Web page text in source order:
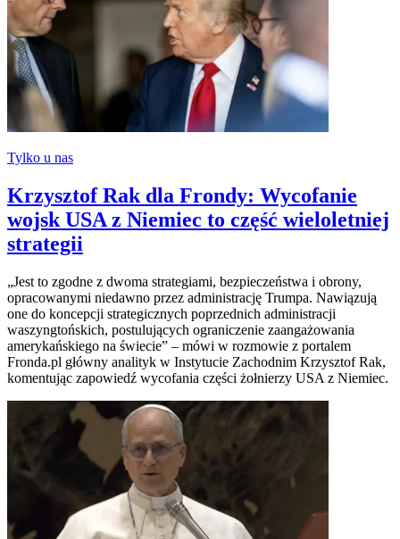
Tylko u nas
Krzysztof Rak dla Frondy: Wycofanie
wojsk USA z Niemiec to część wieloletniej
strategii
„Jest to zgodne z dwoma strategiami, bezpieczeństwa i obrony,
opracowanymi niedawno przez administrację Trumpa. Nawiązują
one do koncepcji strategicznych poprzednich administracji
waszyngtońskich, postulujących ograniczenie zaangażowania
amerykańskiego na świecie” – mówi w rozmowie z portalem
Fronda.pl główny analityk w Instytucie Zachodnim Krzysztof Rak,
komentując zapowiedź wycofania części żołnierzy USA z Niemiec.